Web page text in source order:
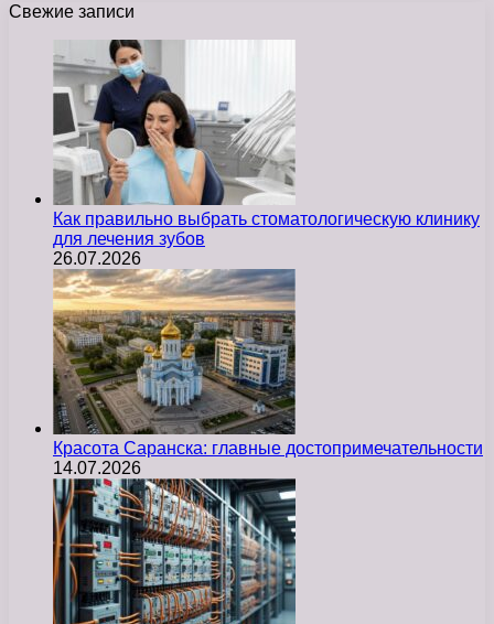
Свежие записи
Как правильно выбрать стоматологическую клинику
для лечения зубов
26.07.2026
Красота Саранска: главные достопримечательности
14.07.2026